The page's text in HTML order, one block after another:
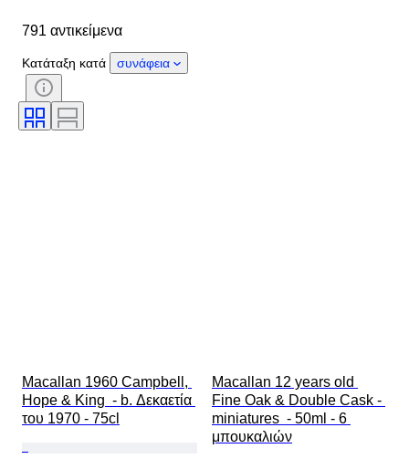
Μέγεθος μπουκαλιού
Κατάσταση
Περίοδος
Στυλ
Χρώμα
Alcohol Percent List
Εμφιαλωτής
791 αντικείμενα
Κατάταξη κατά συνάφεια
Macallan 1960 Campbell,
Hope & King  - b. Δεκαετία
του 1970 - 75cl
Macallan 12 years old
Fine Oak & Double Cask -
miniatures  - 50ml - 6
μπουκαλιών